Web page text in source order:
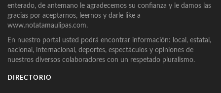
enterado, de antemano le agradecemos su confianza y le damos las
gracias por aceptarnos, leernos y darle like a
www.notatamaulipas.com.
En nuestro portal usted podrá encontrar información: local, estatal,
nacional, internacional, deportes, espectáculos y opiniones de
nuestros diversos colaboradores con un respetado pluralismo.
DIRECTORIO